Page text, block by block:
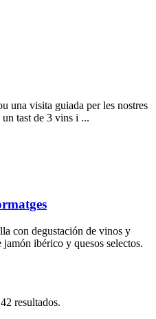
una visita guiada per les nostres
tast de 3 vins i ...
con degustación de vinos y
ibérico y quesos selectos.
resultados.